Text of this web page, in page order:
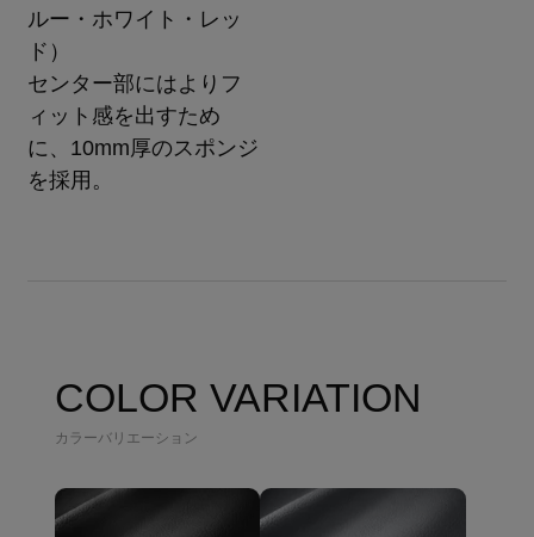
ルー・ホワイト・レッ
ド）
センター部にはよりフ
ィット感を出すため
に、10mm厚のスポンジ
を採用。
COLOR VARIATION
カラーバリエーション